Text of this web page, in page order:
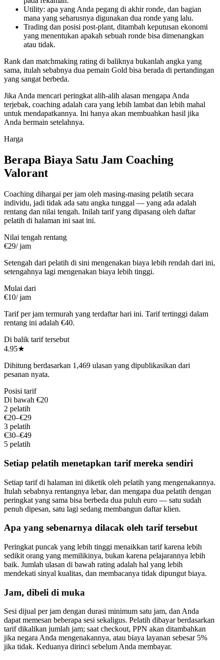
Utility: apa yang Anda pegang di akhir ronde, dan bagian
mana yang seharusnya digunakan dua ronde yang lalu.
Trading dan posisi post-plant, ditambah keputusan ekonomi
yang menentukan apakah sebuah ronde bisa dimenangkan
atau tidak.
Rank dan matchmaking rating di baliknya bukanlah angka yang
sama, itulah sebabnya dua pemain Gold bisa berada di pertandingan
yang sangat berbeda.
Jika Anda mencari peringkat alih-alih alasan mengapa Anda
terjebak, coaching adalah cara yang lebih lambat dan lebih mahal
untuk mendapatkannya. Ini hanya akan membuahkan hasil jika
Anda bermain setelahnya.
Harga
Berapa Biaya Satu Jam Coaching
Valorant
Coaching dihargai per jam oleh masing-masing pelatih secara
individu, jadi tidak ada satu angka tunggal — yang ada adalah
rentang dan nilai tengah. Inilah tarif yang dipasang oleh daftar
pelatih di halaman ini saat ini.
Nilai tengah rentang
€29/ jam
Setengah dari pelatih di sini mengenakan biaya lebih rendah dari ini,
setengahnya lagi mengenakan biaya lebih tinggi.
Mulai dari
€10/ jam
Tarif per jam termurah yang terdaftar hari ini. Tarif tertinggi dalam
rentang ini adalah €40.
Di balik tarif tersebut
4.95★
Dihitung berdasarkan 1,469 ulasan yang dipublikasikan dari
pesanan nyata.
Posisi tarif
Di bawah €20
2 pelatih
€20–€29
3 pelatih
€30–€49
5 pelatih
Setiap pelatih menetapkan tarif mereka sendiri
Setiap tarif di halaman ini diketik oleh pelatih yang mengenakannya.
Itulah sebabnya rentangnya lebar, dan mengapa dua pelatih dengan
peringkat yang sama bisa berbeda dua puluh euro — satu sudah
penuh dipesan, satu lagi sedang membangun daftar klien.
Apa yang sebenarnya dilacak oleh tarif tersebut
Peringkat puncak yang lebih tinggi menaikkan tarif karena lebih
sedikit orang yang memilikinya, bukan karena pelajarannya lebih
baik. Jumlah ulasan di bawah rating adalah hal yang lebih
mendekati sinyal kualitas, dan membacanya tidak dipungut biaya.
Jam, dibeli di muka
Sesi dijual per jam dengan durasi minimum satu jam, dan Anda
dapat memesan beberapa sesi sekaligus. Pelatih dibayar berdasarkan
tarif dikalikan jumlah jam; saat checkout, PPN akan ditambahkan
jika negara Anda mengenakannya, atau biaya layanan sebesar 5%
jika tidak. Keduanya dirinci sebelum Anda membayar.